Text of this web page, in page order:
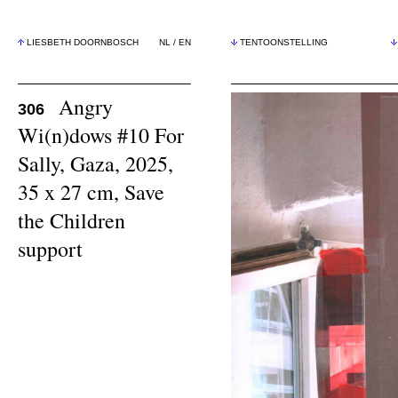
LIESBETH DOORNBOSCH NL / EN TENTOONSTELLING
306
Angry
Wi(n)dows #10 For
Sally, Gaza, 2025,
35 x 27 cm, Save
the Children
support